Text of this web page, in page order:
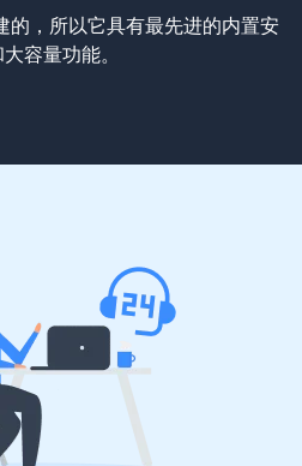
，所以它具有最先进的内置安
容量功能。